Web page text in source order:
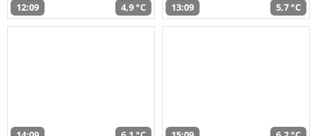
12:09 4,9 °C 13:09 5,7 °C